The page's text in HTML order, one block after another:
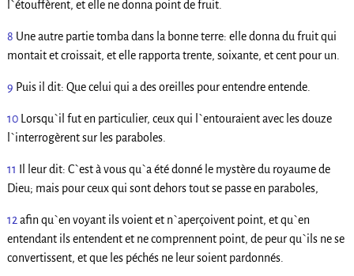
l`étouffèrent, et elle ne donna point de fruit.
8 Une autre partie tomba dans la bonne terre: elle donna du fruit qui
montait et croissait, et elle rapporta trente, soixante, et cent pour un.
9 Puis il dit: Que celui qui a des oreilles pour entendre entende.
10 Lorsqu`il fut en particulier, ceux qui l`entouraient avec les douze
l`interrogèrent sur les paraboles.
11
Il leur dit: C`est à vous qu`a été donné le mystère du royaume de
Dieu; mais pour ceux qui sont dehors tout se passe en paraboles,
12afin qu`en voyant ils voient et n`aperçoivent point, et qu`en
entendant ils entendent et ne comprennent point, de peur qu`ils ne se
convertissent, et que les péchés ne leur soient pardonnés.